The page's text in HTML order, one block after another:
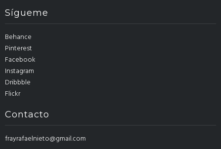
Sígueme
Behance
Pinterest
Facebook
Instagram
Dribbble
Flickr
Contacto
frayrafaelnieto@gmail.com